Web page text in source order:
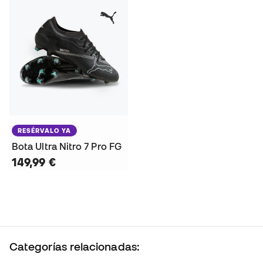
RESÉRVALO YA
Bota Ultra Nitro 7 Pro FG
149,99 €
Categorías relacionadas: